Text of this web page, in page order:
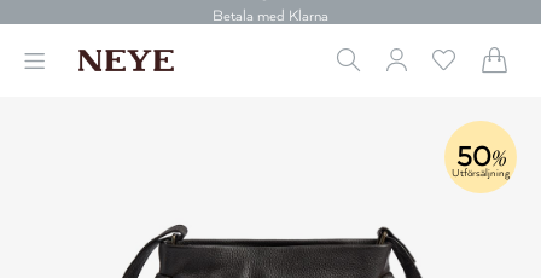
30 dagars retur
Leverans 1-4 arbetsdagar
50%
Utförsäljning